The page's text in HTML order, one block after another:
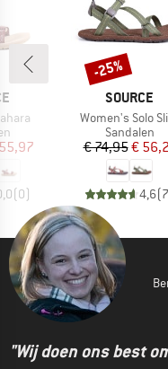
prijs
(0)
MERK
SOURCE
Artikel
Women's Solo
Sandalen
Prijs
€ 74,95€
4,6(7
Korting
-25%
"Wij doen ons best